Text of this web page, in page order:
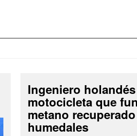
Ingeniero
motocicleta que
metano
humedales